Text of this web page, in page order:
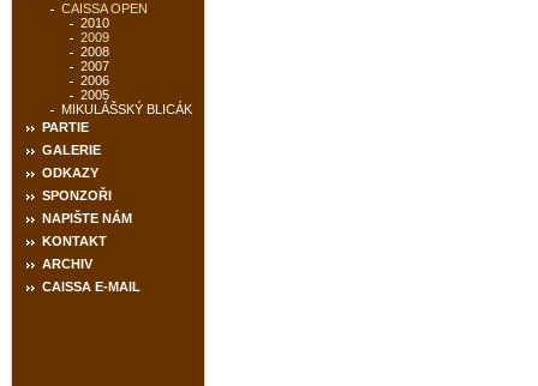
CAISSA OPEN
2010
2009
2008
2007
2006
2005
MIKULÁŠSKÝ BLICÁK
PARTIE
GALERIE
ODKAZY
SPONZOŘI
NAPIŠTE NÁM
KONTAKT
ARCHIV
CAISSA E-MAIL